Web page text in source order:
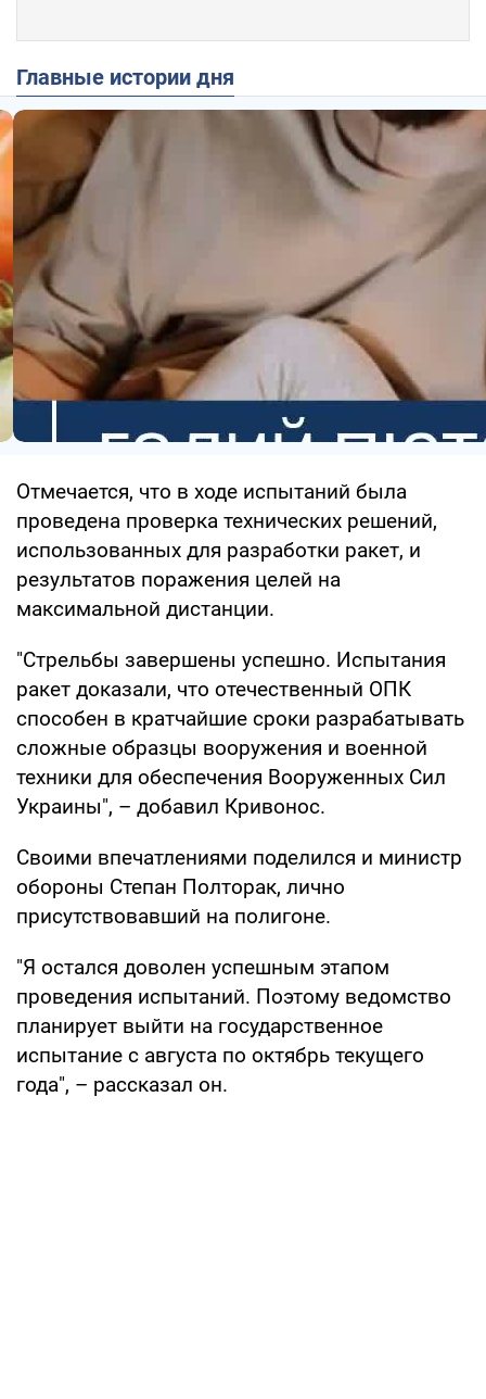
Главные истории дня
Отмечается, что в ходе испытаний была
проведена проверка технических решений,
использованных для разработки ракет, и
результатов поражения целей на
максимальной дистанции.
"Стрельбы завершены успешно. Испытания
ракет доказали, что отечественный ОПК
способен в кратчайшие сроки разрабатывать
сложные образцы вооружения и военной
техники для обеспечения Вооруженных Сил
Украины", – добавил Кривонос.
Своими впечатлениями поделился и министр
обороны Степан Полторак, лично
присутствовавший на полигоне.
"Я остался доволен успешным этапом
проведения испытаний. Поэтому ведомство
планирует выйти на государственное
испытание с августа по октябрь текущего
года", – рассказал он.